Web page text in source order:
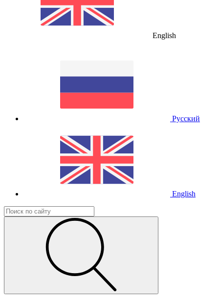
English
Русский
English